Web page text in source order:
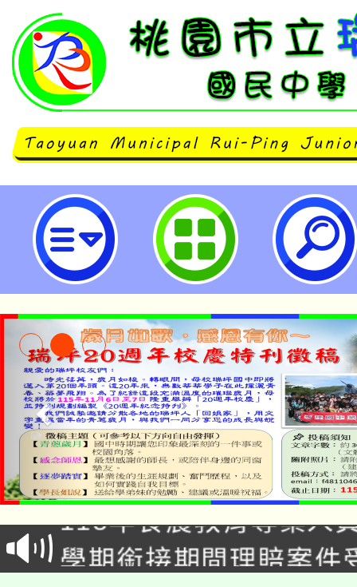
「112至114學年度學校用水監測
畫」114學年度高級中等以下學校
研習會-桃園市立瑞坪國民中學
淨零綠生活教案入校路
115年食農教育專業人
程
學期銜接期間理賠案件